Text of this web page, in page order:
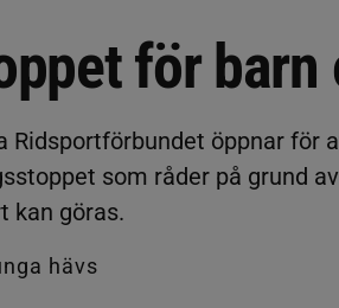
för barn
Ridsportförbundet öppnar för
som råder på grund
kan göras.